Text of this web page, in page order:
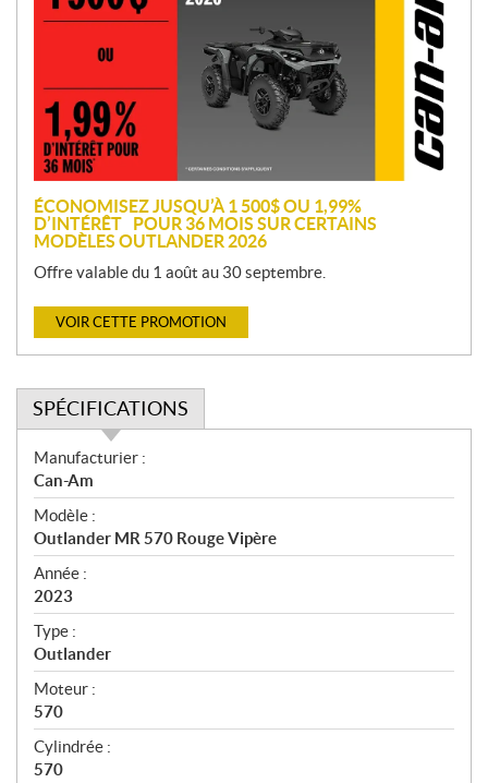
m
o
n
ÉCONOMISEZ JUSQU’À 1 500$ OU 1,99%
D’INTÉRÊT POUR 36 MOIS SUR CERTAINS
MODÈLES OUTLANDER 2026
Offre valable du 1 août au 30 septembre.
VOIR CETTE PROMOTION
SPÉCIFICATIONS
S
p
é
c
i
f
i
c
a
t
i
o
n
s
Manufacturier :
Can-Am
Modèle :
Outlander MR 570 Rouge Vipère
Année :
2023
Type :
Outlander
Moteur :
570
Cylindrée :
570